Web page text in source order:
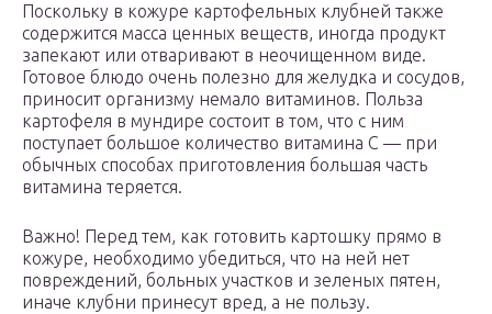
Поскольку в кожуре картофельных клубней также
содержится масса ценных веществ, иногда продукт
запекают или отваривают в неочищенном виде.
Готовое блюдо очень полезно для желудка и сосудов,
приносит организму немало витаминов. Польза
картофеля в мундире состоит в том, что с ним
поступает большое количество витамина С — при
обычных способах приготовления большая часть
витамина теряется.
Важно! Перед тем, как готовить картошку прямо в
кожуре, необходимо убедиться, что на ней нет
повреждений, больных участков и зеленых пятен,
иначе клубни принесут вред, а не пользу.